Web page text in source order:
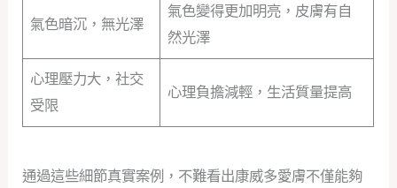
氣色暗沉，無光澤
氣色變得更加明亮，皮膚有自
然光澤
心理壓力大，社交
受限
心理負擔減輕，生活質量提高
通過這些細節真實案例，不難看出康威多愛膚不僅能夠